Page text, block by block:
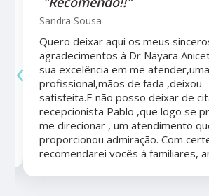
Sandra Sousa
Quero deixar aqui os meus
agradecimentos á Dr Nayara
sua excelência em me
profissional,mãos de fada ,deixou
satisfeita.E não posso deixar de
recepcionista Pablo ,que logo se
me direcionar , um atendimento
proporcionou admiração. Com
recomendarei vocês á familiares,
‹